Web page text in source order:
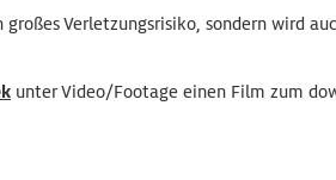
Verletzungsrisiko, sondern wird
unter Video/Footage einen Film zum